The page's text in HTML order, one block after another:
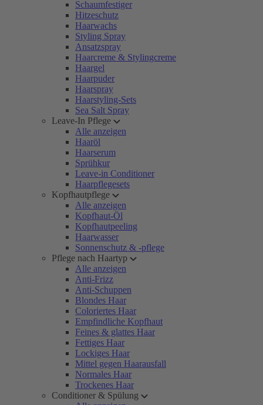
Schaumfestiger
Hitzeschutz
Haarwachs
Styling Spray
Ansatzspray
Haarcreme & Stylingcreme
Haargel
Haarpuder
Haarspray
Haarstyling-Sets
Sea Salt Spray
Leave-In Pflege
Alle anzeigen
Haaröl
Haarserum
Sprühkur
Leave-in Conditioner
Haarpflegesets
Kopfhautpflege
Alle anzeigen
Kopfhaut-Öl
Kopfhautpeeling
Haarwasser
Sonnenschutz & -pflege
Pflege nach Haartyp
Alle anzeigen
Anti-Frizz
Anti-Schuppen
Blondes Haar
Coloriertes Haar
Empfindliche Kopfhaut
Feines & glattes Haar
Fettiges Haar
Lockiges Haar
Mittel gegen Haarausfall
Normales Haar
Trockenes Haar
Conditioner & Spülung